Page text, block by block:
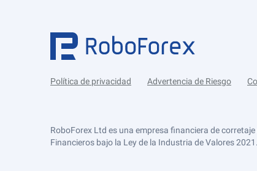
Política de privacidad Advertencia de Riesgo
RoboForex Ltd es una empresa financiera de
Financieros bajo la Ley de la Industria de Valores